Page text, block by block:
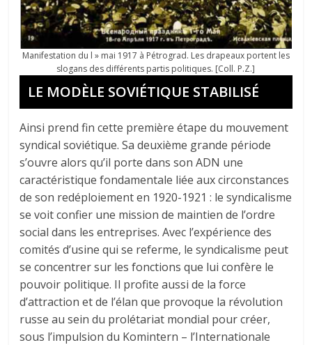
Manifestation du l » mai 1917 à Pétrograd. Les drapeaux portent les
slogans des différents partis politiques. [Coll. P.Z.]
LE MODÈLE SOVIÉTIQUE STABILISÉ
Ainsi prend fin cette première étape du mouvement
syndical soviétique. Sa deuxième grande période
s’ouvre alors qu’il porte dans son ADN une
caractéristique fondamentale liée aux circonstances
de son redéploiement en 1920-1921 : le syndicalisme
se voit confier une mission de maintien de l’ordre
social dans les entreprises. Avec l’expérience des
comités d’usine qui se referme, le syndicalisme peut
se concentrer sur les fonctions que lui confère le
pouvoir politique. Il profite aussi de la force
d’attraction et de l’élan que provoque la révolution
russe au sein du prolétariat mondial pour créer,
sous l’impulsion du Komintern – l’Internationale